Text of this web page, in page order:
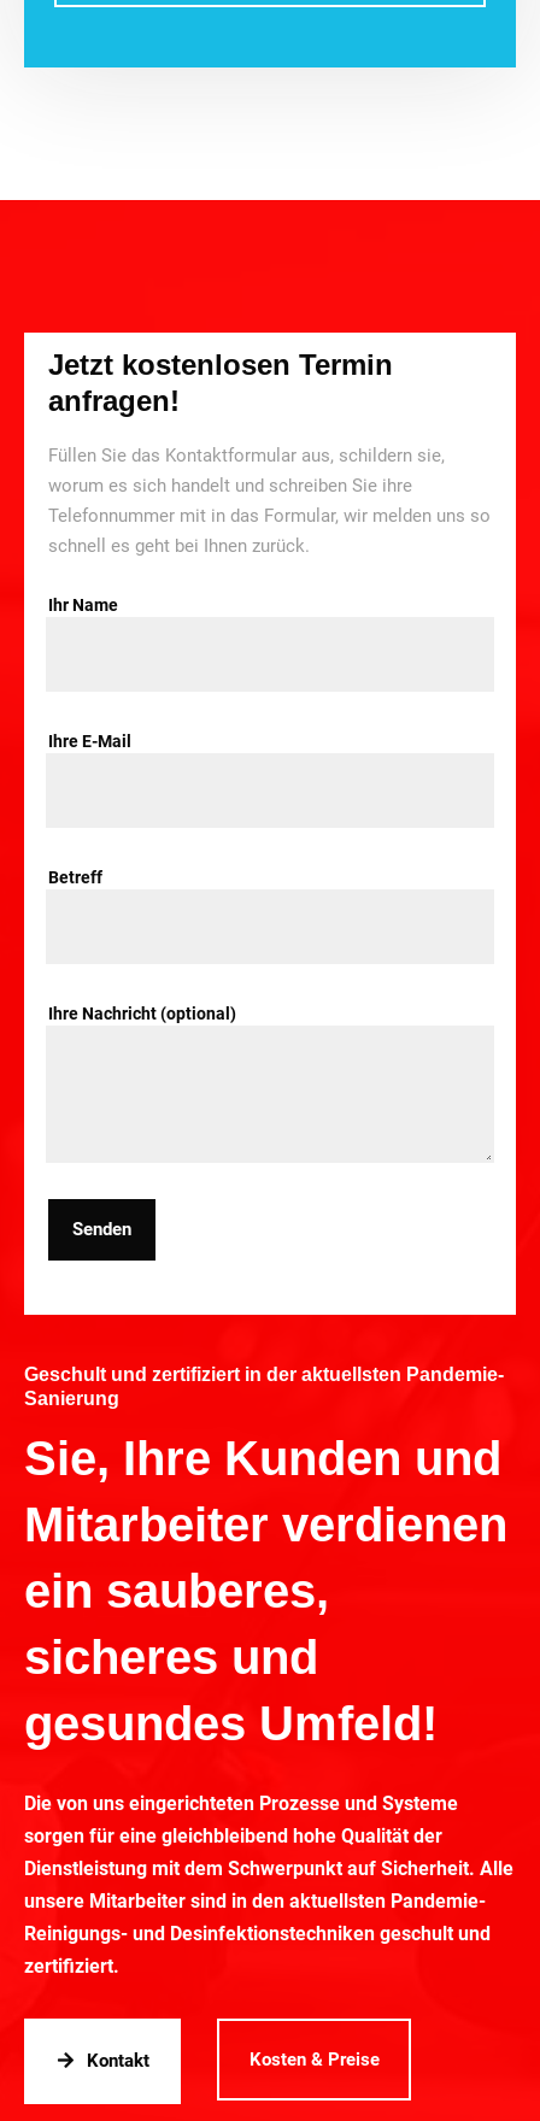
Jetzt kostenlosen Termin
anfragen!
Füllen Sie das Kontaktformular aus, schildern sie,
worum es sich handelt und schreiben Sie ihre
Telefonnummer mit in das Formular, wir melden uns so
schnell es geht bei Ihnen zurück.
Ihr Name
Ihre E-Mail
Betreff
Ihre Nachricht (optional)
Senden
Geschult und zertifiziert in der aktuellsten Pandemie-
Sanierung
Sie, Ihre Kunden und
Mitarbeiter verdienen
ein sauberes,
sicheres und
gesundes Umfeld!
Die von uns eingerichteten Prozesse und Systeme
sorgen für eine gleichbleibend hohe Qualität der
Dienstleistung mit dem Schwerpunkt auf Sicherheit. Alle
unsere Mitarbeiter sind in den aktuellsten Pandemie-
Reinigungs- und Desinfektionstechniken geschult und
zertifiziert.
Kontakt Kosten & Preise